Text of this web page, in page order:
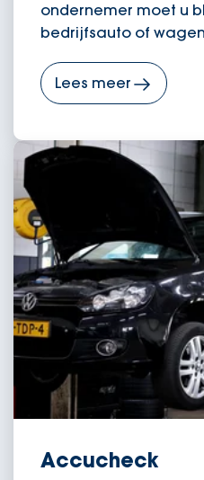
ondernemer moet u
bedrijfsauto of
Lees meer
Accucheck